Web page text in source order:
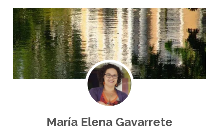
María Elena Gavarrete